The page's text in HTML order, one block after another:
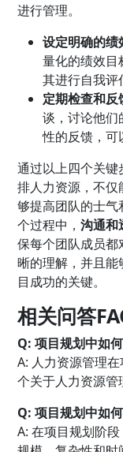
进行管理。
设定明确的绩
量化的绩效
其进行自我评
定期检查和反
谈，讨论他
性的反馈，可
通过以上四个关
排人力资源，不
够提高团队的士
个过程中，沟通和
保每个团队成员
晰的理解，并且
目成功的关键。
相关问答
Q: 项目规划中如
A: 人力资源管理
个关于人力资源管
Q: 项目规划中如
A: 在项目规划阶